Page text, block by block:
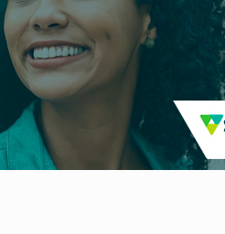
equipes do Cad Único nos Cras
com fratura
e esperança em rock no seu
HIV a quatro mulheres
da Operação Contemplados